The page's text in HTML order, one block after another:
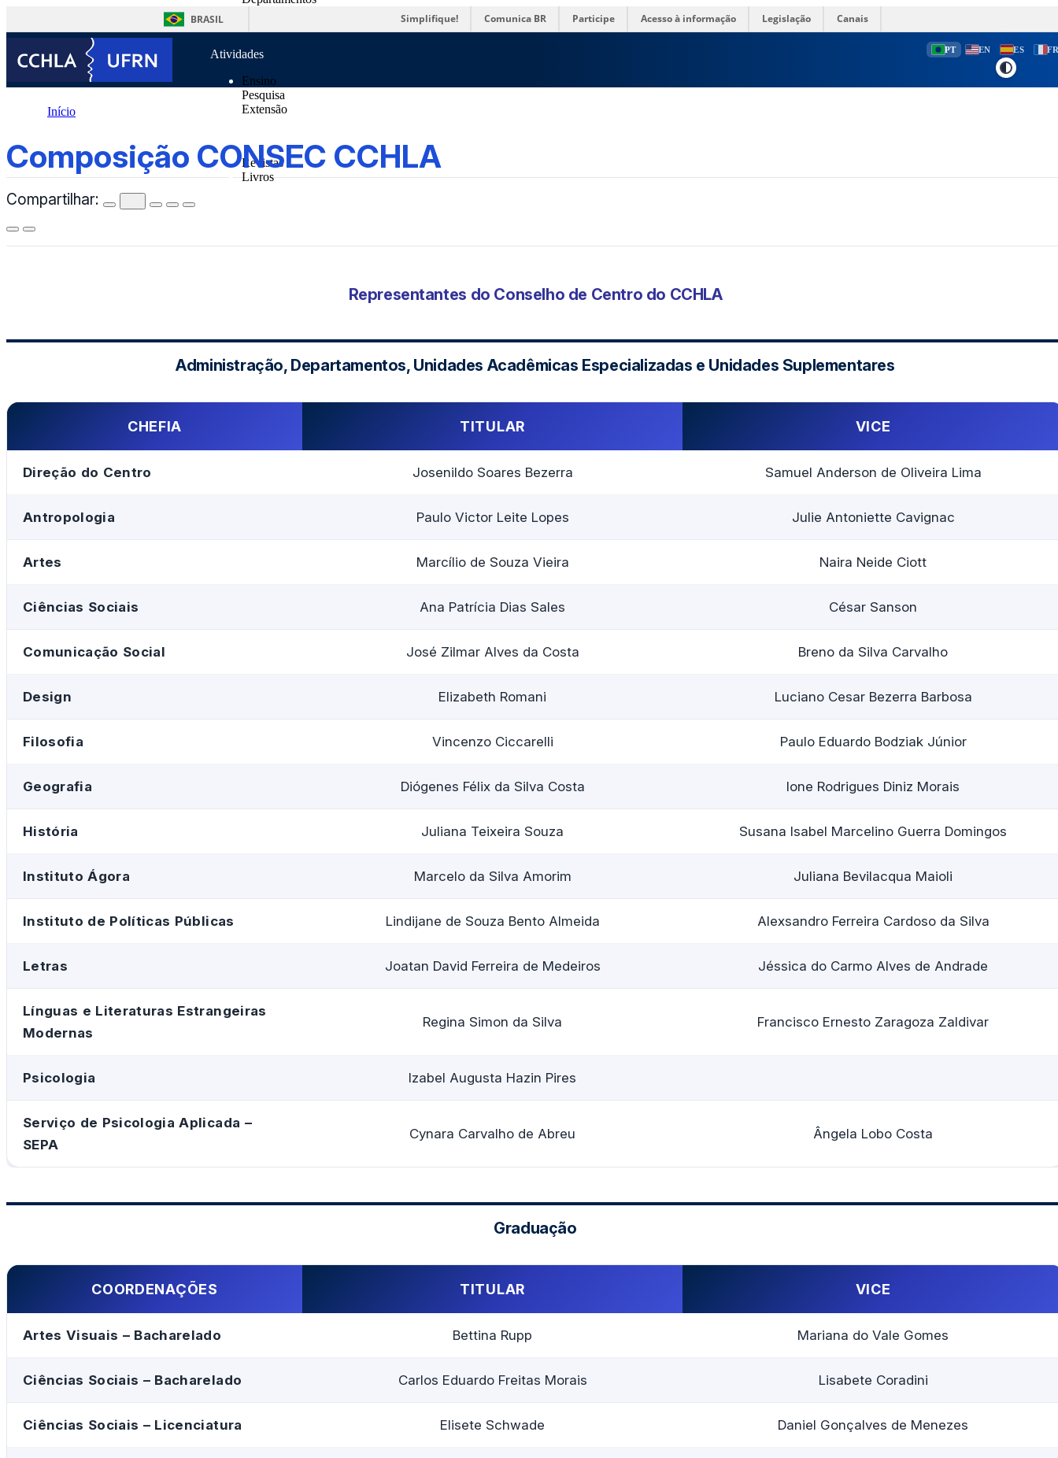
BRASIL Simplifique! Comunica BR Participe Acesso à informação Legislação Canais
Atividades
Ensino
Pesquisa
Extensão
Revistas
Livros
PT EN ES
Início
Composição CONSEC CCHLA
Compartilhar:
Representantes do Conselho de Centro do CCHLA
Administração, Departamentos, Unidades Acadêmicas Especializadas e Unidades Suplementares
CHEFIA TITULAR VICE
Direção do Centro Josenildo Soares Bezerra Samuel Anderson de Oliveira Lima
Antropologia Paulo Victor Leite Lopes Julie Antoniette Cavignac
Artes Marcílio de Souza Vieira Naira Neide Ciott
Ciências Sociais Ana Patrícia Dias Sales César Sanson
Comunicação Social José Zilmar Alves da Costa Breno da Silva Carvalho
Design Elizabeth Romani Luciano Cesar Bezerra Barbosa
Filosofia Vincenzo Ciccarelli Paulo Eduardo Bodziak Júnior
Geografia Diógenes Félix da Silva Costa Ione Rodrigues Diniz Morais
História Juliana Teixeira Souza Susana Isabel Marcelino Guerra Domingos
Instituto Ágora Marcelo da Silva Amorim Juliana Bevilacqua Maioli
Instituto de Políticas Públicas Lindijane de Souza Bento Almeida Alexsandro Ferreira Cardoso da Silva
Letras Joatan David Ferreira de Medeiros Jéssica do Carmo Alves de Andrade
Línguas e Literaturas Estrangeiras
Modernas
Regina Simon da Silva Francisco Ernesto Zaragoza Zaldivar
Psicologia Izabel Augusta Hazin Pires
Serviço de Psicologia Aplicada –
SEPA
Cynara Carvalho de Abreu Ângela Lobo Costa
Graduação
COORDENAÇÕES TITULAR VICE
Artes Visuais – Bacharelado Bettina Rupp Mariana do Vale Gomes
Ciências Sociais – Bacharelado Carlos Eduardo Freitas Morais Lisabete Coradini
Ciências Sociais – Licenciatura Elisete Schwade Daniel Gonçalves de Menezes